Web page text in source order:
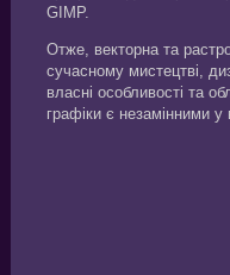
GIMP.
Отже, векторна та
сучасному мистецтві,
власні особливості та
графіки є незамінними у